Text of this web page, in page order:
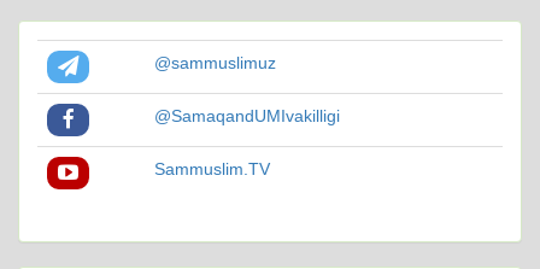
@sammuslimuz
@SamaqandUMIvakilligi
Sammuslim.TV